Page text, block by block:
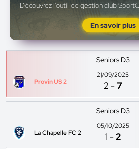
Découvrez l'outil de gestion club
En savoir plus
Seniors D3
Provin US 2
21/09/2025
2 -7
Seniors D3
La Chapelle FC 2
05/10/2025
1 -2